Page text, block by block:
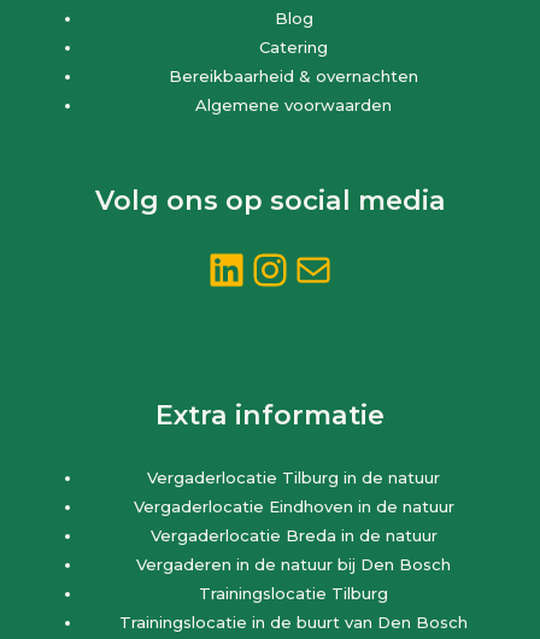
Blog
Catering
Bereikbaarheid & overnachten
Algemene voorwaarden
Volg ons op social media
LinkedIn
Instagram
E-mail
Extra informatie
Vergaderlocatie Tilburg in de natuur
Vergaderlocatie Eindhoven in de natuur
Vergaderlocatie Breda in de natuur
Vergaderen in de natuur bij Den Bosch
Trainingslocatie Tilburg
Trainingslocatie in de buurt van Den Bosch